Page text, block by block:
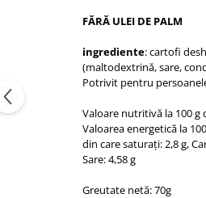
FĂRĂ ULEI DE PALM
ingrediente: cartofi
(maltodextrină, sare,
Potrivit pentru
Valoare nutritivă la 100 g
Valoarea energetică la
din care saturați: 2,8 g,
Sare: 4,58 g
Greutate netă: 70g